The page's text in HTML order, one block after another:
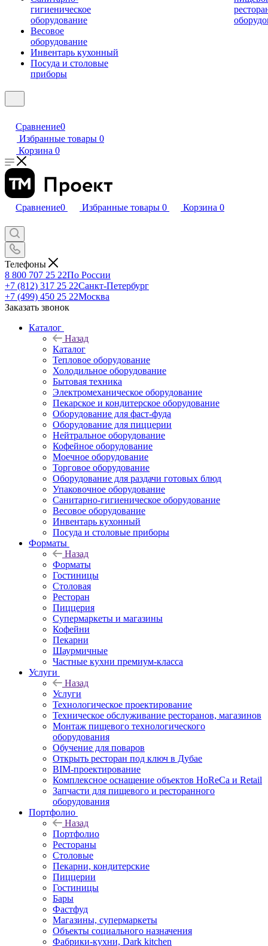
гигиеническое
оборудование
Весовое
оборудование
Инвентарь кухонный
Посуда и столовые
приборы
Сравнение0
Избранные товары 0
Корзина 0
Сравнение0 Избранные товары 0 Корзина 0
Телефоны
8 800 707 25 22По России
+7 (812) 317 25 22Санкт-Петербург
+7 (499) 450 25 22Москва
Заказать звонок
Каталог
Назад
Каталог
Тепловое оборудование
Холодильное оборудование
Бытовая техника
Электромеханическое оборудование
Пекарское и кондитерское оборудование
Оборудование для фаст-фуда
Оборудование для пиццерии
Нейтральное оборудование
Кофейное оборудование
Моечное оборудование
Торговое оборудование
Оборудование для раздачи готовых блюд
Упаковочное оборудование
Санитарно-гигиеническое оборудование
Весовое оборудование
Инвентарь кухонный
Посуда и столовые приборы
Форматы
Назад
Форматы
Гостиницы
Столовая
Ресторан
Пиццерия
Супермаркеты и магазины
Кофейни
Пекарни
Шаурмичные
Частные кухни премиум-класса
Услуги
Назад
Услуги
Технологическое проектирование
Техническое обслуживание ресторанов, магазинов
Монтаж пищевого технологического
оборудования
Обучение для поваров
Открыть ресторан под ключ в Дубае
BIM-проектирование
Комплексное оснащение объектов HoReCa и Retail
Запчасти для пищевого и ресторанного
оборудования
Портфолио
Назад
Портфолио
Рестораны
Столовые
Пекарни, кондитерские
Пиццерии
Гостиницы
Бары
Фастфуд
Магазины, супермаркеты
Объекты социального назначения
Фабрики-кухни, Dark kitchen